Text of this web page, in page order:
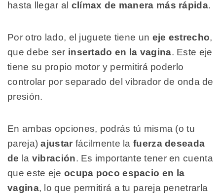
hasta llegar al clímax de manera más rápida.
Por otro lado, el juguete tiene un eje estrecho,
que debe ser insertado en la vagina. Este eje
tiene su propio motor y permitirá poderlo
controlar por separado del vibrador de onda de
presión.
En ambas opciones, podrás tú misma (o tu
pareja)ajustar fácilmente lafuerza deseada
de la vibración. Es importante tener en cuenta
que este eje ocupa poco espacio en la
vagina, lo que permitirá a tu pareja penetrarla